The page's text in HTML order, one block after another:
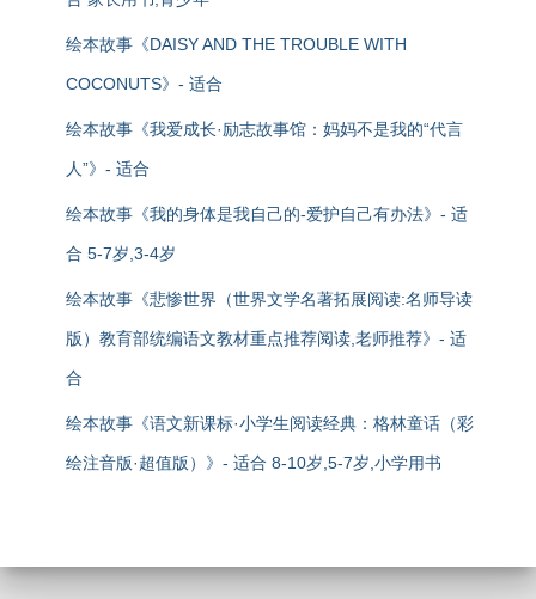
绘本故事《DAISY AND THE TROUBLE WITH
COCONUTS》- 适合
绘本故事《我爱成长·励志故事馆：妈妈不是我的“代言
人”》- 适合
绘本故事《我的身体是我自己的-爱护自己有办法》- 适
合 5-7岁,3-4岁
绘本故事《悲惨世界（世界文学名著拓展阅读:名师导读
版）教育部统编语文教材重点推荐阅读,老师推荐》- 适
合
绘本故事《语文新课标·小学生阅读经典：格林童话（彩
绘注音版·超值版）》- 适合 8-10岁,5-7岁,小学用书